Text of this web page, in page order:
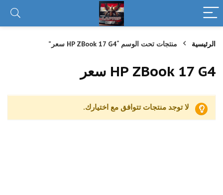
الرئيسية منتجات تحت الوسم “HP ZBook 17 G4 سعر”
HP ZBook 17 G4 سعر
لا توجد منتجات تتوافق مع اختيارك.